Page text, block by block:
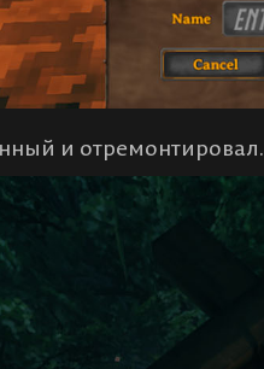
и отремонтировал.